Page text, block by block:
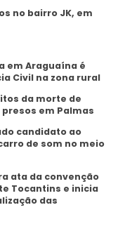
no bairro JK, em
em Araguaína é
Civil na zona rural
da morte de
em Palmas
candidato ao
de som no meio
ata da convenção
Tocantins e inicia
das